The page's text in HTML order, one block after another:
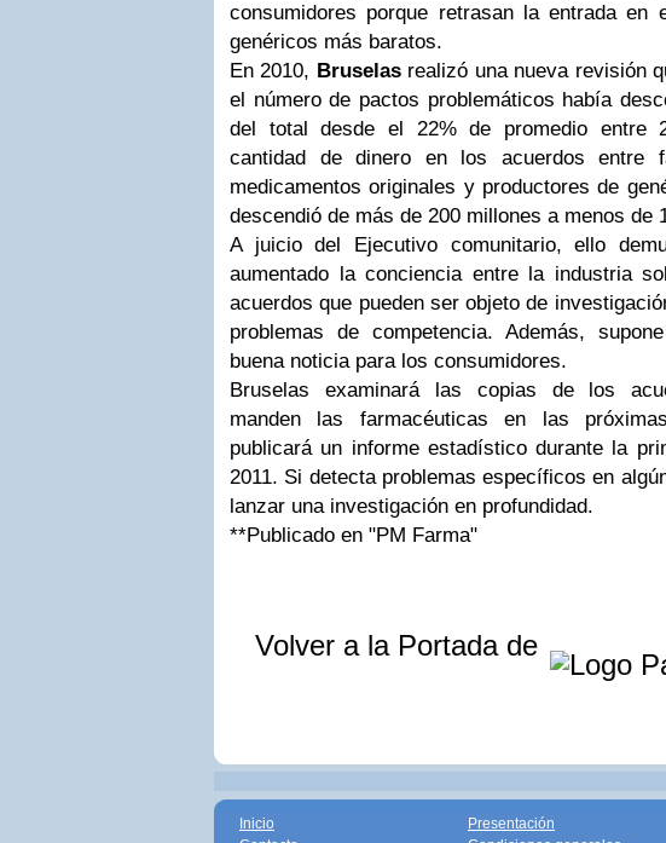
consumidores porque retrasan la entrada en
genéricos más baratos.
En 2010, Bruselasrealizó una nueva revisión
el número de pactos problemáticos había
del total desde el 22% de promedio entre
cantidad de dinero en los acuerdos entre
medicamentos originales y productores de
descendió de más de 200 millones a menos de
A juicio del Ejecutivo comunitario, ello
aumentado la conciencia entre la industria
acuerdos que pueden ser objeto de
problemas de competencia. Además,
buena noticia para los consumidores.
Bruselas examinará las copias de los
manden las farmacéuticas en las
publicará un informe estadístico durante la
2011. Si detecta problemas específicos en
lanzar una investigación en profundidad.
**Publicado en "PM Farma"
Volver a la Portada de
Inicio
Presentación